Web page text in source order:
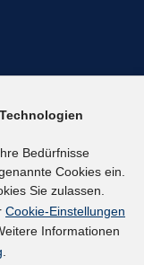
Bedürfnisse
Cookies ein.
Sie zulassen.
Cookie-Einstellungen
Informationen
.